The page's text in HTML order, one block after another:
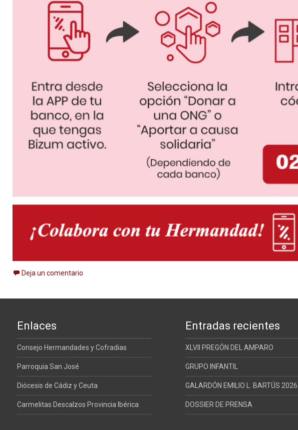
Deja un comentario
Enlaces
Consejo Hermandades y Cofradias
Parroquia San José
Diócesis de Cádiz y Ceuta
Carmelitas Descalzos Provincia Ibérica
Entradas recientes
XLVII PREGÓN DEL AMPARO
GRUPO INFANTIL
GALARDÓN EMILIO L. BARTÚS 2026
DOSSIER DE PRENSA